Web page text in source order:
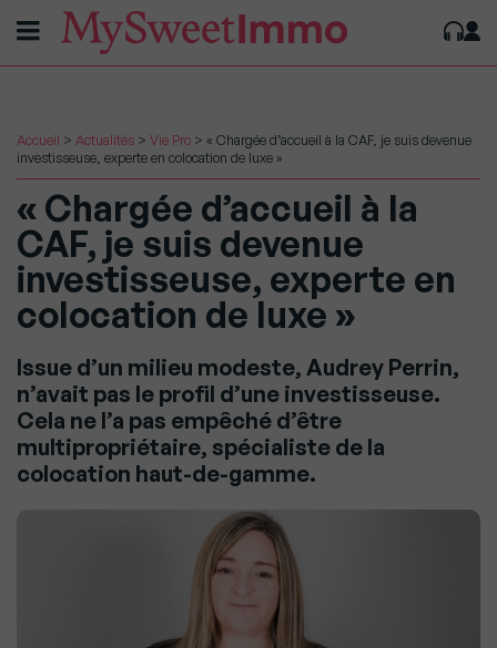
Accueil > Actualités > Vie Pro > « Chargée d’accueil à la CAF, je suis devenue
investisseuse, experte en colocation de luxe »
« Chargée d’accueil à la
CAF, je suis devenue
investisseuse, experte en
colocation de luxe »
Issue d’un milieu modeste, Audrey Perrin,
n’avait pas le profil d’une investisseuse.
Cela ne l’a pas empêché d’être
multipropriétaire, spécialiste de la
colocation haut-de-gamme.